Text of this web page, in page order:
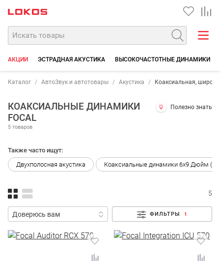
АКЦИИ ЭСТРАДНАЯ АКУСТИКА ВЫСОКОЧАСТОТНЫЕ ДИНАМИКИ
Каталог АвтоЗвук и автотовары Акустика Коаксиальная,
КОАКСИАЛЬНЫЕ ДИНАМИКИ
FOCAL
5 товаров
Полезно знать
Также часто ищут:
Двухполосная акустика
Коаксиальные динамики 6x9 Дюйм
5
ФИЛЬТРЫ 1